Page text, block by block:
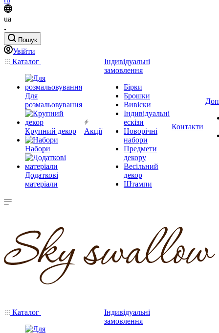
ua
Пошук
Увійти
Каталог
Для
розмальовування
Крупний декор
Набори
Додаткові
матеріали
Акції
Індивідуальні
замовлення
Бірки
Брошки
Вивіски
Індивідуальні
ескізи
Новорічні
набори
Предмети
декору
Весільний
декор
Штампи
Контакти
Каталог
Індивідуальні
замовлення